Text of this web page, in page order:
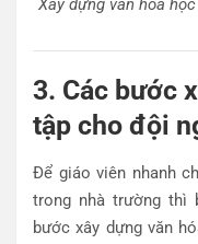
Xây dựng văn hóa
3. Các bước
tập cho đội
Để giáo viên nhanh
trong nhà trường thì
bước xây dựng văn